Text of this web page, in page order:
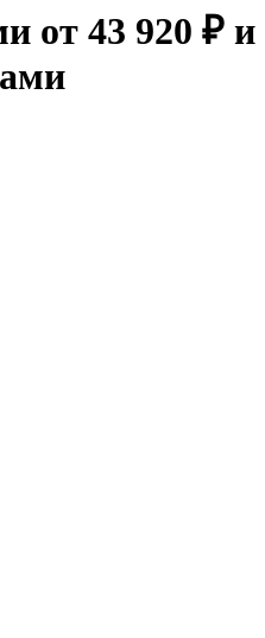
от 43 920 ₽ и